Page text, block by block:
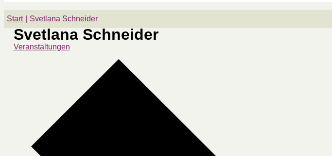
Start Svetlana Schneider
Svetlana Schneider
Veranstaltungen